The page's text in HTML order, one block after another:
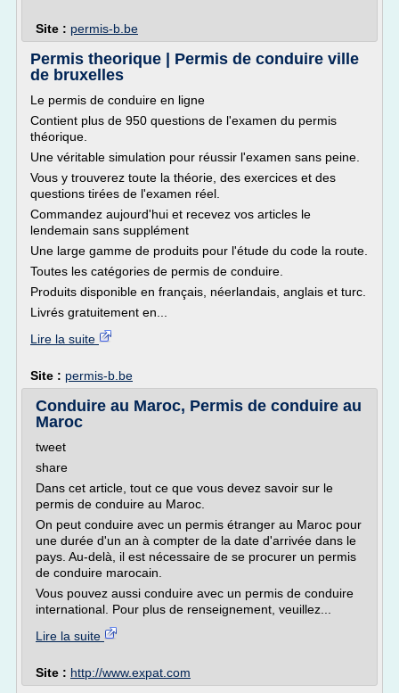
Site : permis-b.be
Permis theorique | Permis de conduire ville
de bruxelles
Le permis de conduire en ligne
Contient plus de 950 questions de l'examen du permis
théorique.
Une véritable simulation pour réussir l'examen sans peine.
Vous y trouverez toute la théorie, des exercices et des
questions tirées de l'examen réel.
Commandez aujourd'hui et recevez vos articles le
lendemain sans supplément
Une large gamme de produits pour l'étude du code la route.
Toutes les catégories de permis de conduire.
Produits disponible en français, néerlandais, anglais et turc.
Livrés gratuitement en...
Lire la suite
Site : permis-b.be
Conduire au Maroc, Permis de conduire au
Maroc
tweet
share
Dans cet article, tout ce que vous devez savoir sur le
permis de conduire au Maroc.
On peut conduire avec un permis étranger au Maroc pour
une durée d'un an à compter de la date d'arrivée dans le
pays. Au-delà, il est nécessaire de se procurer un permis
de conduire marocain.
Vous pouvez aussi conduire avec un permis de conduire
international. Pour plus de renseignement, veuillez...
Lire la suite
Site : http://www.expat.com